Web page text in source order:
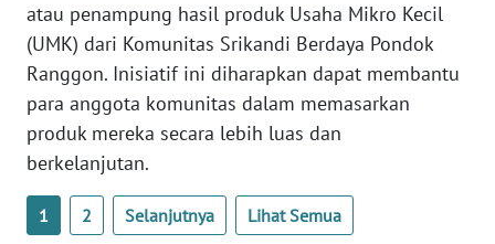
atau penampung hasil produk Usaha Mikro Kecil
(UMK) dari Komunitas Srikandi Berdaya Pondok
Ranggon. Inisiatif ini diharapkan dapat membantu
para anggota komunitas dalam memasarkan
produk mereka secara lebih luas dan
berkelanjutan.
1 2 Selanjutnya Lihat Semua
WN
JATENG
WN
JOGJA